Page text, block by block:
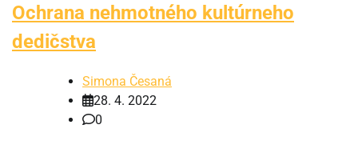
Ochrana nehmotného kultúrneho
dedičstva
Simona Česaná
28. 4. 2022
0